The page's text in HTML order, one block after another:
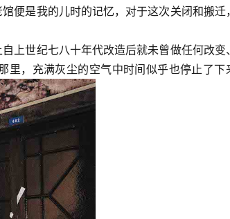
便是我的儿时的记忆，对于这次关闭和搬迁
上世纪七八十年代改造后就未曾做任何改变
里，充满灰尘的空气中时间似乎也停止了下